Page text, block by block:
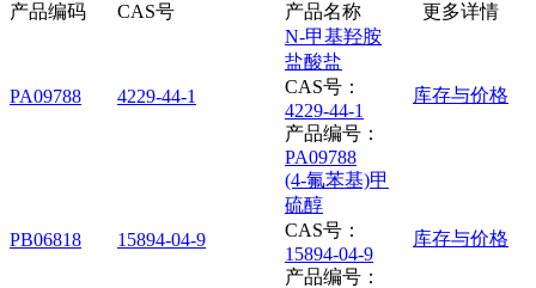
产品编码
CAS号 产品名称 更多详情
PA09788 4229-44-1
N-甲基羟胺
盐酸盐
CAS号：
4229-44-1
产品编号：
PA09788
库存与价格
PB06818 15894-04-9
(4-氟苯基)甲
硫醇
CAS号：
15894-04-9
产品编号：
库存与价格